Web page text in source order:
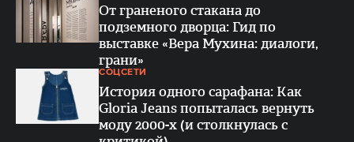
От граненого стакана до
подземного дворца: Гид по
выставке «Вера Мухина: диалоги,
грани»
СОЦСЕТИ
История одного сарафана: Как
Gloria Jeans попыталась вернуть
моду 2000-х (и столкнулась с